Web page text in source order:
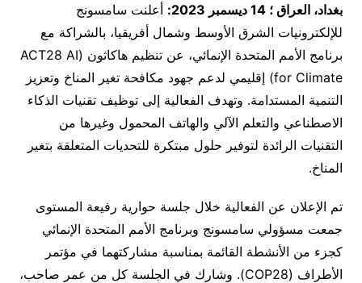
بغداد، العراق ؛ 14 ديسمبر 2023:
أعلنت سامسونج
للإلكترونيات الشرق الأوسط وشمال أفريقيا، بالشراكة مع
برنامج الأمم المتحدة الإنمائي، عن تنظيم هاكاثون (ACT28 AI
for Climate) إقليمي لدعم جهود مكافحة تغير المناخ وتعزيز
التنمية المستدامة. وتهدف الفعالية إلى توظيف تقنيات الذكاء
الاصطناعي والتعلم الآلي والهاتف المحمول وغيرها من
التقنيات الرائدة لتوفير حلول مبتكرة للتحديات المتعلقة بتغير
المناخ.
تم الإعلان عن الفعالية خلال جلسة حوارية رفيعة المستوى
جمعت مسؤولي سامسونج وبرنامج الأمم المتحدة الإنمائي
كجزء من الأنشطة القائمة بمناسبة مشاركتهما في مؤتمر
الأطراف (COP28). وشارك في الجلسة كل من عمر صاحب،